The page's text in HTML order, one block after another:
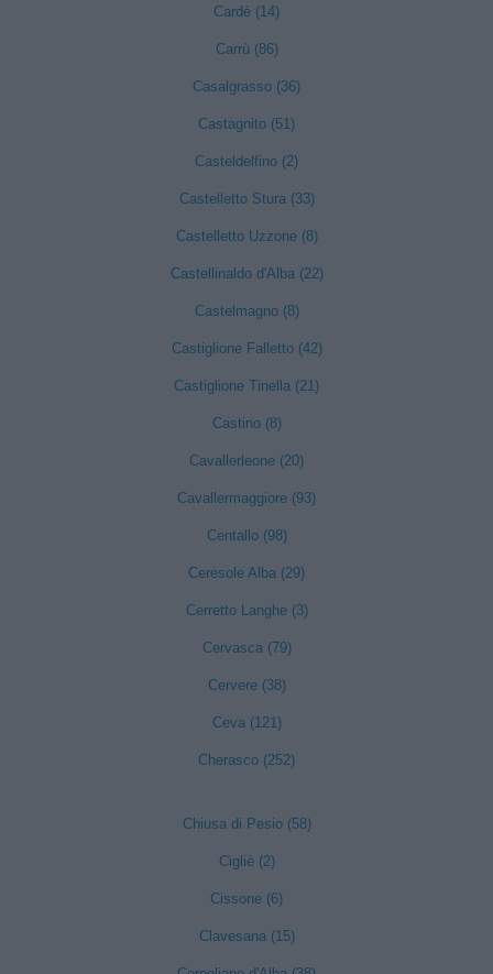
Cardè (14)
Carrù (86)
Casalgrasso (36)
Castagnito (51)
Casteldelfino (2)
Castelletto Stura (33)
Castelletto Uzzone (8)
Castellinaldo d'Alba (22)
Castelmagno (8)
Castiglione Falletto (42)
Castiglione Tinella (21)
Castino (8)
Cavallerleone (20)
Cavallermaggiore (93)
Centallo (98)
Ceresole Alba (29)
Cerretto Langhe (3)
Cervasca (79)
Cervere (38)
Ceva (121)
Cherasco (252)
Chiusa di Pesio (58)
Cigliè (2)
Cissone (6)
Clavesana (15)